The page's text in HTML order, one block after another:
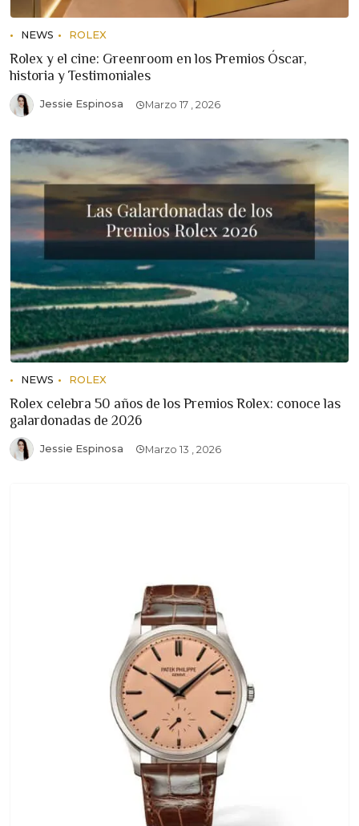
NEWS ROLEX
Rolex y el cine: Greenroom en los Premios Óscar,
historia y Testimoniales
Jessie Espinosa Marzo 17 , 2026
NEWS ROLEX
Rolex celebra 50 años de los Premios Rolex: conoce las
galardonadas de 2026
Jessie Espinosa Marzo 13 , 2026